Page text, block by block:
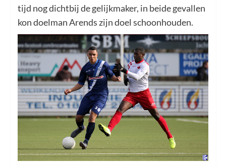
tijd nog dichtbij de gelijkmaker, in beide gevallen
kon doelman Arends zijn doel schoonhouden.